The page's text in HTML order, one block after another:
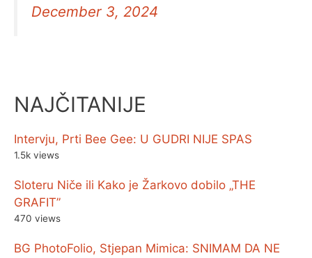
December 3, 2024
NAJČITANIJE
Intervju, Prti Bee Gee: U GUDRI NIJE SPAS
1.5k views
Sloteru Niče ili Kako je Žarkovo dobilo „THE
GRAFIT”
470 views
BG PhotoFolio, Stjepan Mimica: SNIMAM DA NE